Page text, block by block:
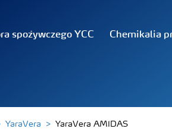
spożywczego YCC Chemikalia
YaraVera YaraVera AMIDAS